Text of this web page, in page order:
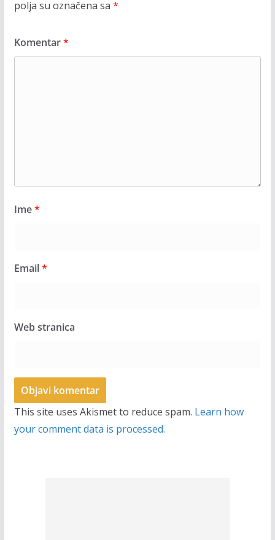
polja su označena sa *
Komentar*
Ime*
Email*
Web stranica
This site uses Akismet to reduce spam. Learn how
your comment data is processed.